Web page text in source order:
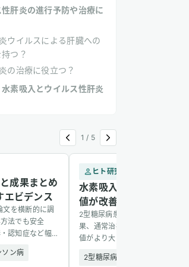
肝炎の進行予防や治療に
ウイルスによる肝臓への
つ？
の治療に役立つ？
水素吸入とウイルス性肝炎
1 / 5
成果まとめ
ビデンス
を横断的に調
法でも安全
認知症など幅
ソン病
ヒト研究
水素吸入で2型糖尿病患
値が改善 — 1,088名の
2型糖尿病患者1,088名を6か月追
果、通常治療に水素吸入を加え
値がより大きく改善し、副作用
2型糖尿病